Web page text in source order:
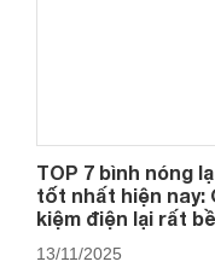
TOP 7 bình nóng
tốt nhất hiện nay:
kiệm điện lại rất
13/11/2025